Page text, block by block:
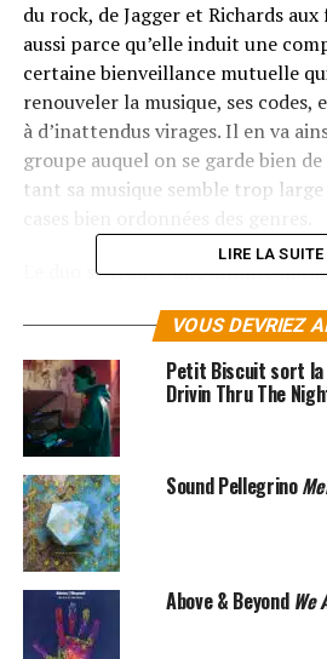
du rock, de Jagger et Richards
aussi parce qu’elle induit une
certaine bienveillance mutuelle
renouveler la musique, ses codes,
à d’inattendus virages. Il en va
groupe auquel on se garde bien
tant sa musique semble trop
Le duo se trouve une affinité
composentInside Of Me, le
qui est le centre névralgique de «
premier album tant attendu.
des limites, il sait prendre des
murs entre lesquels il se sent trop
Out Of Violencefleure bon la
l’électro bâtie pour les clubs. Elle
lignée de celle de ses aînés de la
la pop doit avant tout être
Avec sa guitare nonchalante, ses
ses chœurs insouciants, l’album
LIRE LA SUITE
VOUS DEVRIEZ
Petit Biscuit sort la
Drivin Thru The
Sound Pellegrino
Above & Beyond We